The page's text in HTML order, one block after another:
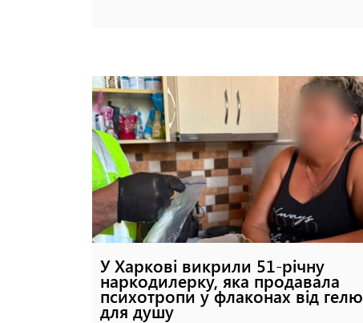
07 серпня, 2026 - 18:14
Всі новини
У Харкові викрили 51-річну
наркодилерку, яка продавала
психотропи у флаконах від гелю
для душу